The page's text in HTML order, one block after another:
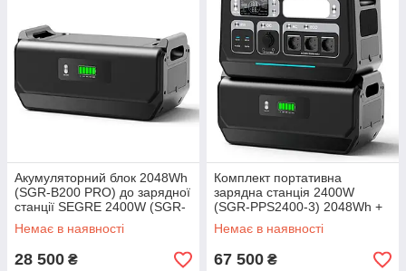
Акумуляторний блок 2048Wh
(SGR-B200 PRO) до зарядної
станції SEGRE 2400W (SGR-
PPS2400-3), 2048Wh
(BRIDNA), Wi-Fi
Немає в наявності
28 500 ₴
Комплект портативна
зарядна станція 2400W
(SGR-PPS2400-3) 2048Wh +
акумуляторний блок 2048Wh
(SGR-B200 PRO)
Немає в наявності
67 500 ₴